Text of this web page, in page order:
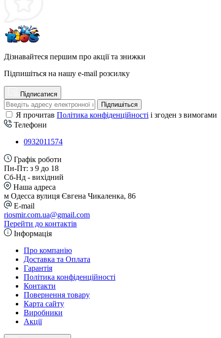
Дізнавайтеся першим про акції та знижки
Підпишіться на нашу e-mail розсилку
Підписатися
Підпишіться
Я прочитав Політика конфіденційності і згоден з вимогами
Телефони
0932011574
Графік роботи
Пн-Пт: з 9 до 18
Сб-Нд - вихідний
Наша адреса
м Одесса вулиця Євгена Чикаленка, 86
E-mail
riosmir.com.ua@gmail.com
Перейти до контактів
Інформація
Про компанію
Доставка та Оплата
Гарантія
Політика конфіденційності
Контакти
Повернення товару
Карта сайту
Виробники
Акції